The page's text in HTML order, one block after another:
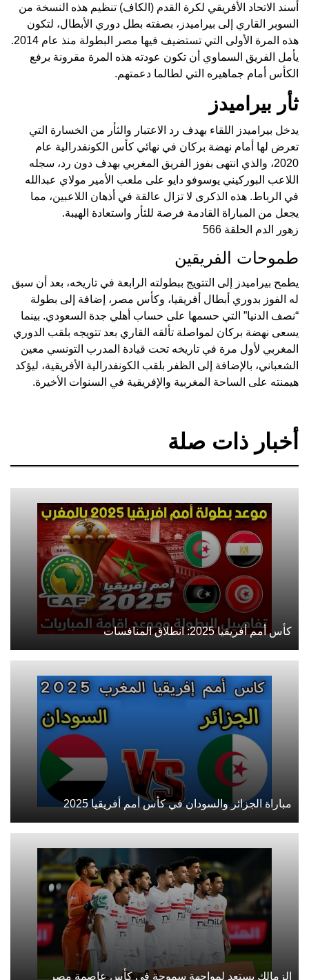
أسند الاتحاد الأفريقي لكرة القدم (الكاف) تنظيم هذه النسخة من
السوبر القاري إلى بيراميدز، بصفته بطل دوري الأبطال، لتكون
هذه المرة الأولى التي تستضيف فيها مصر البطولة منذ عام 2014.
يأمل الفريق السماوي أن تكون عودته هذه المرة مقرونة برفع
الكأس أمام جماهيره التي لطالما دعمتهم.
ثأر بيراميدز
يدخل بيراميدز اللقاء بهدف رد الاعتبار والثأر من الخسارة التي
تعرض لها أمام نهضة بركان في نهائي كأس الكونفدرالية عام
2020، والذي انتهى بفوز الفريق المغربي بهدف دون رد، سجله
اللاعب البوركيني يوسوفو دايو على ملعب الأمير مولاي عبدالله
في الرباط. هذه الذكرى لا تزال عالقة في أذهان اللاعبين، مما
يجعل من المباراة القادمة فرصة للثأر واستعادة الهيبة.
زهور الدم الحلقة 566
طموحات الفريقين
يطمح بيراميدز إلى التتويج ببطولته الرابعة في تاريخه، بعد أن سبق
له الفوز بدوري أبطال أفريقيا، وكأس مصر، إضافة إلى بطولة
“نصف الدنيا” التي حسمها على حساب أهلي جدة السعودي. بينما
يسعى نهضة بركان لمواصلة تألقه القاري بعد تتويجه بلقب الدوري
المغربي لأول مرة في تاريخه تحت قيادة المدرب التونسي معين
الشعباني، بالإضافة إلى الظفر بلقب الكونفدرالية الأفريقية، ليؤكد
هيمنته على الساحة المغربية والإفريقية في السنوات الأخيرة.
أخبار ذات صلة
كأس أمم أفريقيا 2025: انطلاق المنافسات
مباراة الجزائر والسودان في كأس أمم أفريقيا 2025
الزمالك يستعد لمواجهة سموحة في كأس عاصمة مصر